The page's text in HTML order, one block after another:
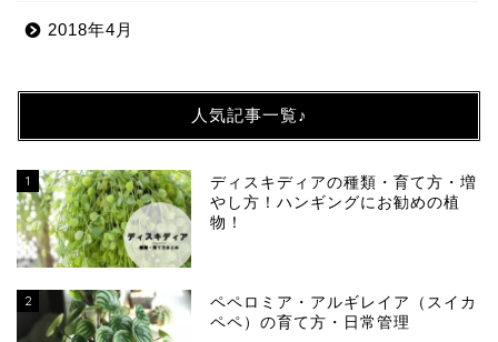
2018年4月
人気記事一覧♪
1
ディスキディアの種類・育て方・増
やし方！ハンギングにお勧めの植
物！
2
ペペロミア・アルギレイア（スイカ
ペペ）の育て方・日常管理